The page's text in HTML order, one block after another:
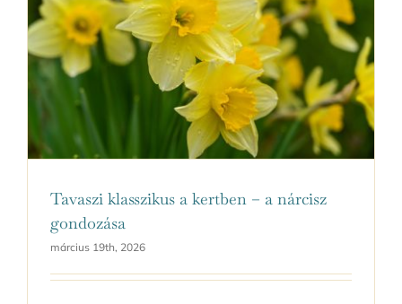
Tavaszi klasszikus a kertben – a nárcisz
gondozása
március 19th, 2026